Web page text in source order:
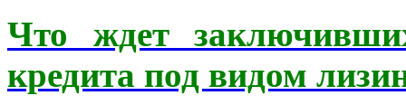
Что ждет
кредита под видом